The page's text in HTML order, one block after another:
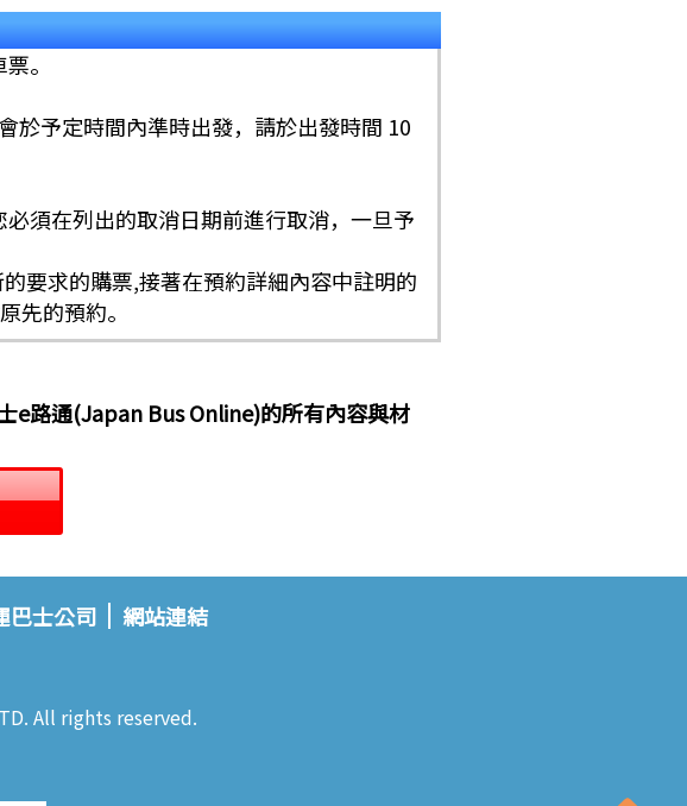
。
於予定時間內準時出發，請於出發時間 10
須在列出的取消日期前進行取消，一旦予
要求的購票,接著在預約詳細內容中註明的
先的預約。
e路通(Japan Bus Online)的所有內容與材
巴士公司 網站連結
All rights reserved.